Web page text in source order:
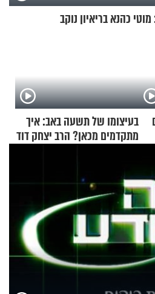
כהנא בריאיון נוקב
בעיצומו של תשעה באב: איך
מתקדמים מכאן? הרב יצחק דוד